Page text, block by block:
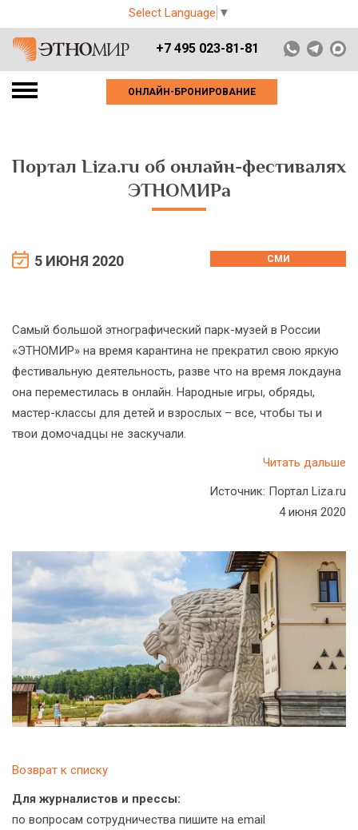
Select Language ▼
+7 495 023-81-81
ОНЛАЙН-БРОНИРОВАНИЕ
Портал Liza.ru об онлайн-фестивалях
ЭТНОМИРа
5 ИЮНЯ 2020 СМИ
Самый большой этнографический парк-музей в России
«ЭТНОМИР» на время карантина не прекратил свою яркую
фестивальную деятельность, разве что на время локдауна
она переместилась в онлайн. Народные игры, обряды,
мастер-классы для детей и взрослых – все, чтобы ты и
твои домочадцы не заскучали.
Читать дальше
Источник: Портал Liza.ru
4 июня 2020
Возврат к списку
Для журналистов и прессы:
по вопросам сотрудничества пишите на email